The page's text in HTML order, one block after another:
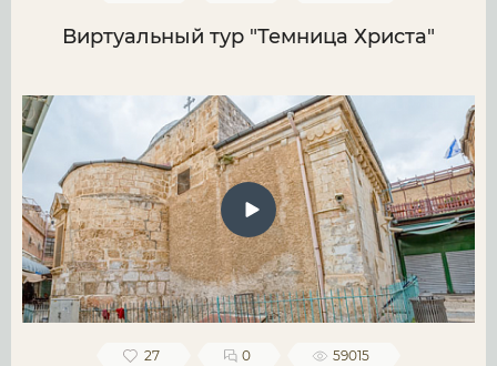
Виртуальный тур "Темница Христа"
27 0 59015